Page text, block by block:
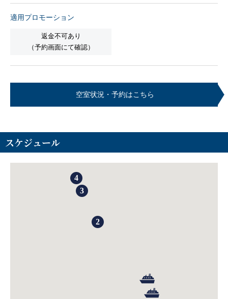
界
適用プロモーション
返金不可あり
（予約画面にて確認）
空室状況・予約はこちら
スケジュール
2
3
4